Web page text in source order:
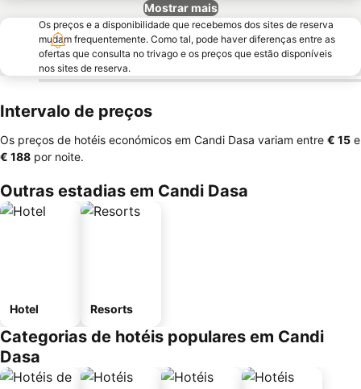
Mostrar mais
Os preços e a disponibilidade que recebemos dos sites de reserva
mudam frequentemente. Como tal, pode haver diferenças entre as
ofertas que consulta no trivago e os preços que estão disponíveis
nos sites de reserva.
Intervalo de preços
Os preços de hotéis económicos em Candi Dasa variam entre ‎€ 15 e
‎€ 188 por noite.
Outras estadias em Candi Dasa
Hotel Resorts
Categorias de hotéis populares em Candi
Dasa